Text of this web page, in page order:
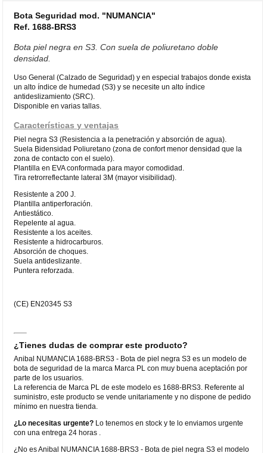
Bota Seguridad mod. "NUMANCIA"
Ref. 1688-BRS3
Bota piel negra en S3. Con suela de poliuretano doble
densidad.
Uso General (Calzado de Seguridad) y en especial trabajos donde exista
un alto índice de humedad (S3) y se necesite un alto índice
antideslizamiento (SRC).
Disponible en varias tallas.
Características y ventajas
Piel negra S3 (Resistencia a la penetración y absorción de agua).
Suela Bidensidad Poliuretano (zona de confort menor densidad que la
zona de contacto con el suelo).
Plantilla en EVA conformada para mayor comodidad.
Tira retrorreflectante lateral 3M (mayor visibilidad).
Resistente a 200 J.
Plantilla antiperforación.
Antiestático.
Repelente al agua.
Resistente a los aceites.
Resistente a hidrocarburos.
Absorción de choques.
Suela antideslizante.
Puntera reforzada.
(CE) EN20345 S3
¿Tienes dudas de comprar este producto?
Anibal NUMANCIA 1688-BRS3 - Bota de piel negra S3 es un modelo de
bota de seguridad de la marca Marca PL con muy buena aceptación por
parte de los usuarios.
La referencia de Marca PL de este modelo es 1688-BRS3. Referente al
suministro, este producto se vende unitariamente y no dispone de pedido
mínimo en nuestra tienda.
¿Lo necesitas urgente? Lo tenemos en stock y te lo enviamos urgente
con una entrega 24 horas .
¿No es Anibal NUMANCIA 1688-BRS3 - Bota de piel negra S3 el modelo